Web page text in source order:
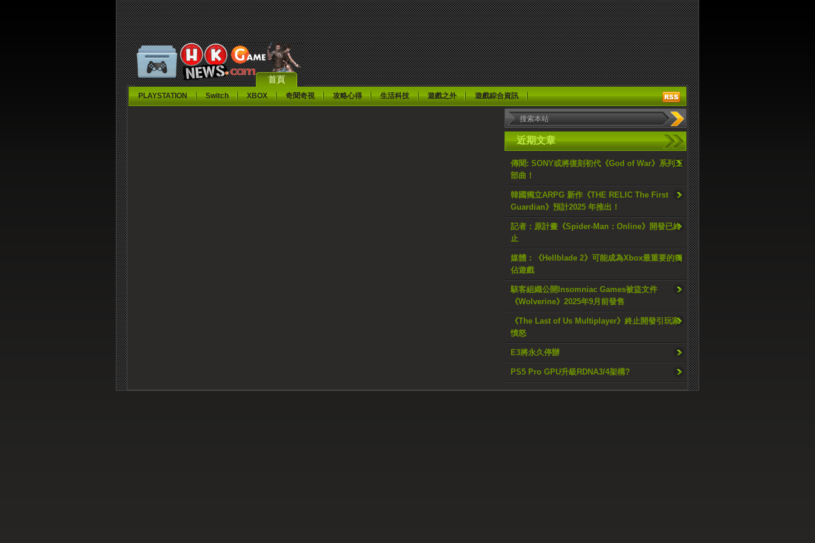
首頁
PLAYSTATION Switch XBOX 奇聞奇視 攻略心得 生活科技 遊戲之外 遊戲綜合資訊
近期文章
傳聞: SONY或將復刻初代《God of War》系列三
部曲！
韓國獨立ARPG 新作《THE RELIC The First
Guardian》預計2025 年推出！
記者：原計畫《Spider-Man：Online》開發已終
止
媒體：《Hellblade 2》可能成為Xbox最重要的獨
佔遊戲
駭客組織公開Insomniac Games被盜文件
《Wolverine》2025年9月前發售
《The Last of Us Multiplayer》終止開發引玩家
憤怒
E3將永久停辦
PS5 Pro GPU升級RDNA3/4架構?